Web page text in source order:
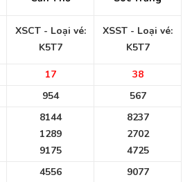
XSCT - Loại vé:
K5T7
XSST - Loại vé:
K5T7
17
38
954 567
8144
1289
9175
8237
2702
4725
4556 9077